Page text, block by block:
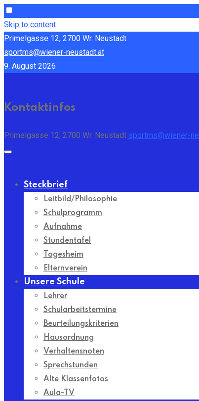
Skip to content
Primelgasse 12, 2700 Wr. Neustadt
sportms@wiener-neustadt.at
9. August 2026
Kontaktinfos
Primelgasse 12, 2700 Wr. Neustadt sportms@wiener-
Steckbrief
Leitbild/Philosophie
Schulprogramm
Aufnahme
Stundentafel
Tagesheim
Elternverein
Unsere Schule
Lehrer
Schularbeitstermine
Beurteilungskriterien
Hausordnung
Verhaltensnoten
Sprechstunden
Alte Klassenfotos
Aula-TV